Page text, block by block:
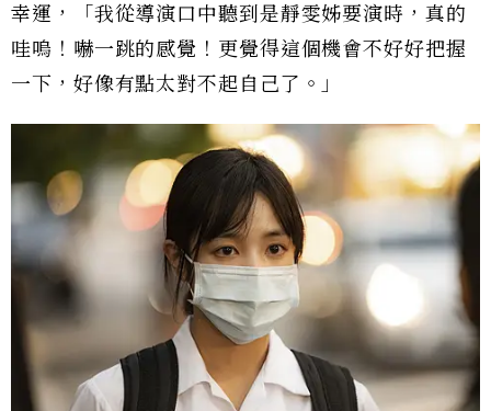
幸運，「我從導演口中聽到是靜雯姊要演時，真的
哇嗚！嚇一跳的感覺！更覺得這個機會不好好把握
一下，好像有點太對不起自己了。」